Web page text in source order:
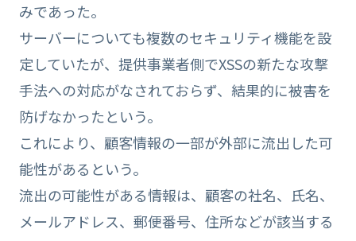
みであった。
サーバーについても複数のセキュリティ機能を設
定していたが、提供事業者側でXSSの新たな攻撃
手法への対応がなされておらず、結果的に被害を
防げなかったという。
これにより、顧客情報の一部が外部に流出した可
能性があるという。
流出の可能性がある情報は、顧客の社名、氏名、
メールアドレス、郵便番号、住所などが該当する